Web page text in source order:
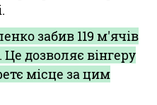
забив 119 м'ячів
дозволяє вінгеру
місце за цим